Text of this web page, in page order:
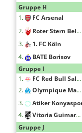
Gruppe H
1.
FC Arsenal
2.
Roter Stern Belgrad
3.
1. FC Köln
4.
BATE Borisov
Gruppe I
1.
FC Red Bull Salzburg
2.
Olympique Marseille
3.
Atiker
4.
Vitoria Guimaraes
Gruppe J